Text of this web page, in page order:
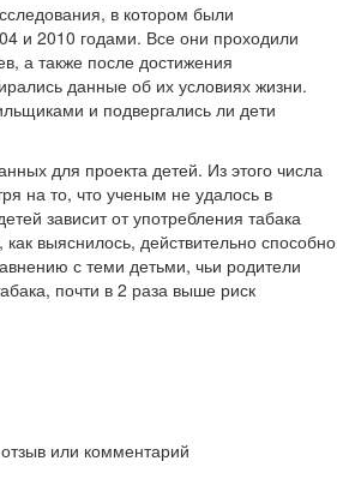
в котором были
и 2010 годами. Все они проходили
а также после достижения
данные об их условиях жизни.
и подвергались ли дети
для проекта детей. Из этого числа
на то, что ученым не удалось в
зависит от употребления табака
выяснилось, действительно способно
с теми детьми, чьи родители
почти в 2 раза выше риск
или комментарий